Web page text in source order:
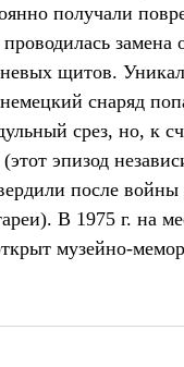
получали
замена
щитов.
снаряд
срез, но, к
эпизод
после
В 1975 г. на
музейно-